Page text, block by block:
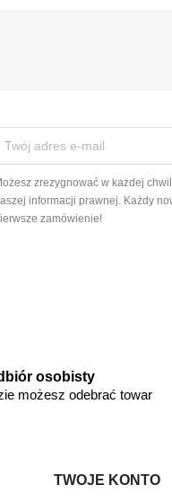
zrezygnować w każdej
informacji prawnej. Każdy
zamówienie!
osobisty
możesz odebrać towar
TWOJE KONTO